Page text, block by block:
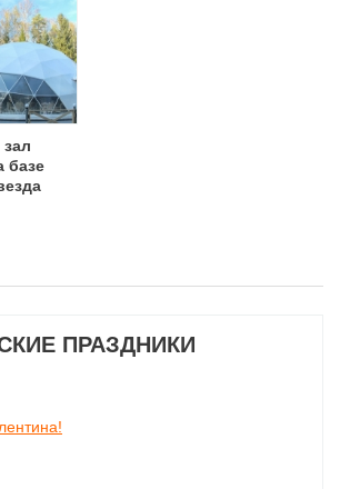
базе
ПРАЗДНИКИ